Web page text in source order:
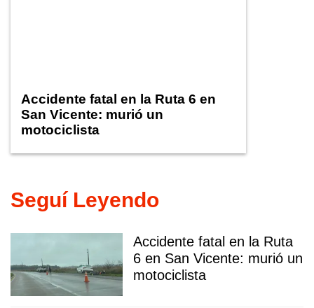
Accidente fatal en la Ruta 6 en
San Vicente: murió un
motociclista
Seguí Leyendo
Accidente fatal en la Ruta
6 en San Vicente: murió un
motociclista